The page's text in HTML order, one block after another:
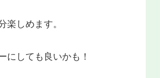
楽しめます。
にしても良いかも！